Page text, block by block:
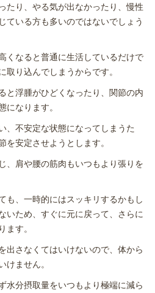
たり、やる気が出なかったり、慢性
ている方も多いのではないでしょう
くなると普通に生活しているだけで
り込んでしまうからです。
と浮腫がひどくなったり、関節の内
なります。
、不安定な状態になってしまうた
安定させようとします。
、肩や腰の筋肉もいつもより張りを
も、一時的にはスッキリするかもし
いため、すぐに元に戻って、さらに
す。
出さなくてはいけないので、体から
ません。
水分摂取量をいつもより極端に減ら